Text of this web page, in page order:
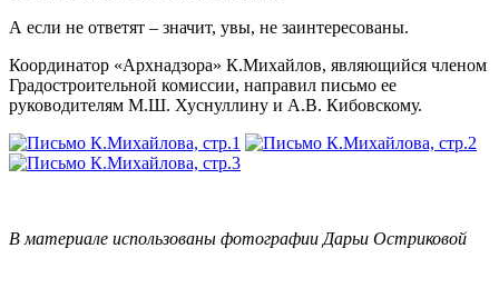
А если не ответят – значит, увы, не заинтересованы.
Координатор «Архнадзора» К.Михайлов, являющийся членом
Градостроительной комиссии, направил письмо ее
руководителям М.Ш. Хуснуллину и А.В. Кибовскому.
В материале использованы фотографии Дарьи Остриковой